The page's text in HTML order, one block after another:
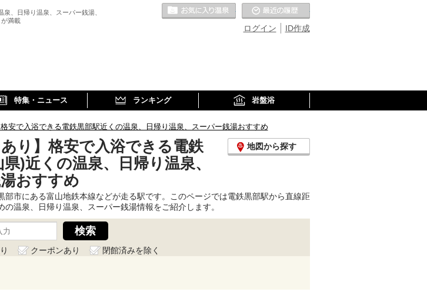
、日帰り温泉、スーパー銭湯、
が満載
ID作成
ログイン
お気に入りの温泉
特集・ニュース ランキング 岩盤浴
格安で入浴できる電鉄黒部駅近くの温泉、日帰り温泉、スーパー銭湯おすすめ
あり】格安で入浴できる電鉄
)近くの温泉、日帰り温泉、
おすすめ
地図から探す
部市にある富山地鉄本線などが走る駅です。このページでは電鉄黒部駅から直線距
の温泉、日帰り温泉、スーパー銭湯情報をご紹介します。
クーポンあり
閉館済みを除く